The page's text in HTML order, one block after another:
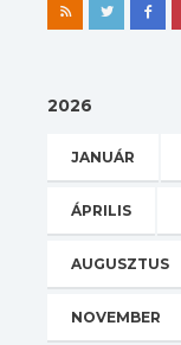
2026
JANUÁR
ÁPRILIS
AUGUSZTUS
NOVEMBER